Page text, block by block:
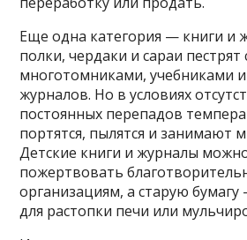
Еще одна категория — книги и
полки, чердаки и сараи пестрят
многотомниками, учебниками
журналов. Но в условиях
постоянных перепадов
портятся, пылятся и занимают
Детские книги и журналы
пожертвовать
организациям, а старую
для растопки печи или